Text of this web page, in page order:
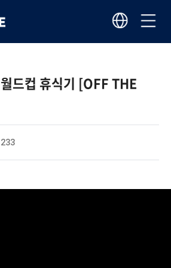
드컵 휴식기 [OFF THE